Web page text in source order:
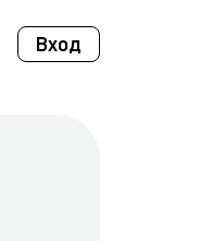
Вход